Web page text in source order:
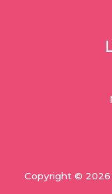
Copyright ©